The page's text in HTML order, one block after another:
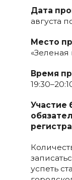
Дата
августа
Место
Время
Участие
успеть